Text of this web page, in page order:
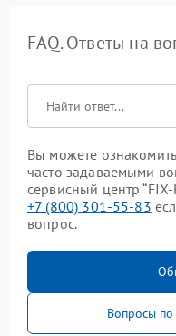
FAQ. Ответы на
Вы можете
часто задаваемыми
сервисный центр
+7 (800) 301-55-83
вопрос.
Вопросы по